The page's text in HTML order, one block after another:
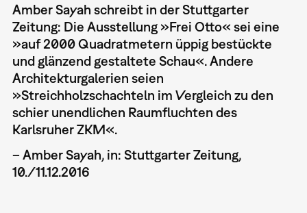
Amber Sayah schreibt in der Stuttgarter
Zeitung: Die Ausstellung »Frei Otto« sei eine
»auf 2000 Quadratmetern üppig bestückte
und glänzend gestaltete Schau«. Andere
Architekturgalerien seien
»Streichholzschachteln im Vergleich zu den
schier unendlichen Raumfluchten des
Karlsruher ZKM«.
– Amber Sayah, in: Stuttgarter Zeitung,
10./11.12.2016